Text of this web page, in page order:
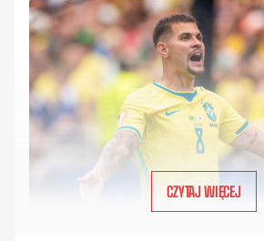
CZYTAJ WIĘCEJ